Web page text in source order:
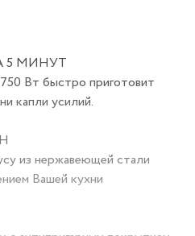
5 МИНУТ
Вт быстро приготовит
капли усилий.
из нержавеющей стали
Вашей кухни